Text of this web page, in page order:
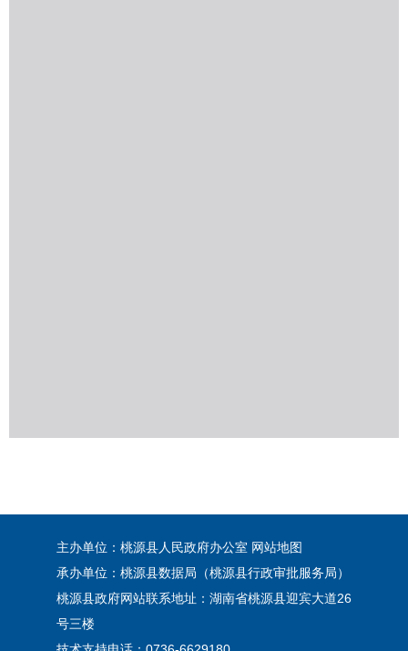
主办单位：桃源县人民政府办公室 网站地图
承办单位：桃源县数据局（桃源县行政审批服务局）
桃源县政府网站联系地址：湖南省桃源县迎宾大道26
号三楼